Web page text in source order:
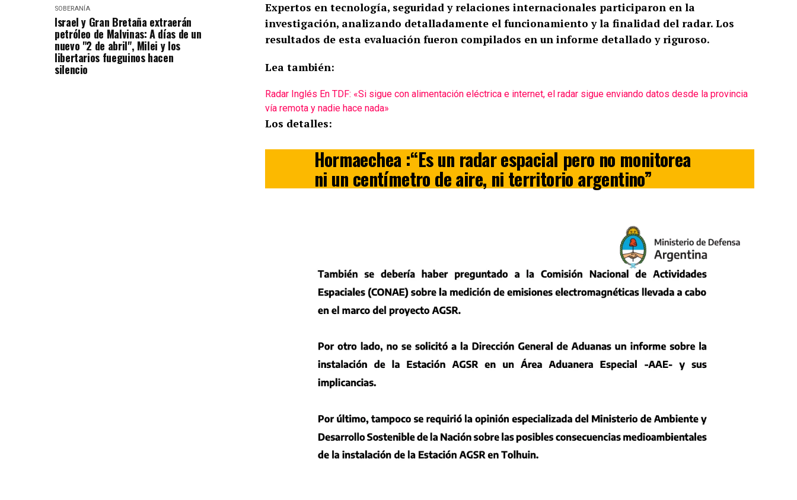
SOBERANÍA
Israel y Gran Bretaña extraerán
petróleo de Malvinas: A días de un
nuevo "2 de abril", Milei y los
libertarios fueguinos hacen
silencio
Expertos en tecnología, seguridad y relaciones internacionales participaron en la
investigación, analizando detalladamente el funcionamiento y la finalidad del radar. Los
resultados de esta evaluación fueron compilados en un informe detallado y riguroso.
Lea también:
Radar Inglés En TDF: «Si sigue con alimentación eléctrica e internet, el radar sigue enviando datos desde la provincia
vía remota y nadie hace nada»
Los detalles:
Hormaechea :“Es un radar espacial pero no monitorea
ni un centímetro de aire, ni territorio argentino”